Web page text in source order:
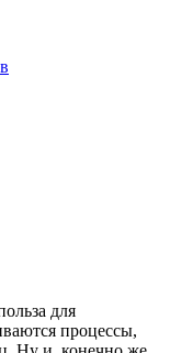
для
процессы,